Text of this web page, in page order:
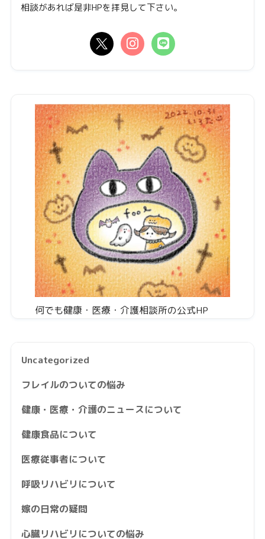
相談があれば是非HPを拝見して下さい。
何でも健康・医療・介護相談所の公式HP
Uncategorized
フレイルのついての悩み
健康・医療・介護のニュースについて
健康食品について
医療従事者について
呼吸リハビリについて
嫁の日常の疑問
心臓リハビリについての悩み